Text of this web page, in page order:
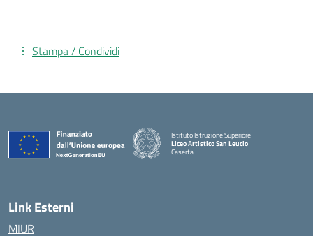
Stampa / Condividi
Istituto Istruzione Superiore
Liceo Artistico San Leucio
Caserta
Link Esterni
MIUR